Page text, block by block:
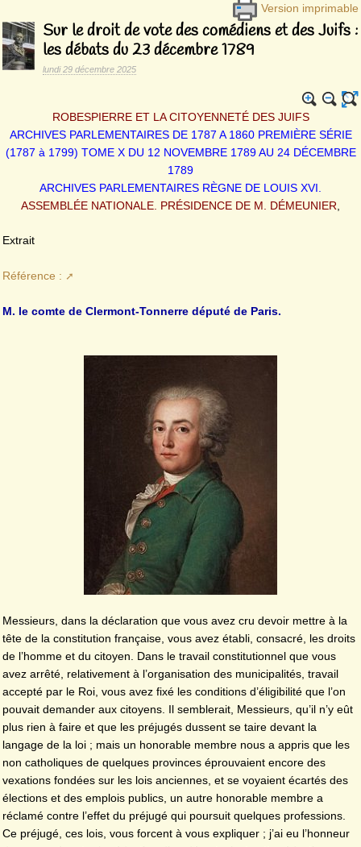
Version imprimable
Sur le droit de vote des comédiens et des Juifs :
les débats du 23 décembre 1789
lundi 29 décembre 2025
ROBESPIERRE ET LA CITOYENNETÉ DES JUIFS
ARCHIVES PARLEMENTAIRES DE 1787 A 1860 PREMIÈRE SÉRIE
(1787 à 1799) TOME X DU 12 NOVEMBRE 1789 AU 24 DÉCEMBRE
1789
ARCHIVES PARLEMENTAIRES RÈGNE DE LOUIS XVI.
ASSEMBLÉE NATIONALE. PRÉSIDENCE DE M. DÉMEUNIER
Extrait
Référence :
M. le comte de Clermont-Tonnerre député de Paris.
Messieurs, dans la déclaration que vous avez cru devoir mettre à la
tête de la constitution française, vous avez établi, consacré, les droits
de l’homme et du citoyen. Dans le travail constitutionnel que vous
avez arrêté, relativement à l’organisation des municipalités, travail
accepté par le Roi, vous avez fixé les conditions d’éligibilité que l’on
pouvait demander aux citoyens. Il semblerait, Messieurs, qu’il n’y eût
plus rien à faire et que les préjugés dussent se taire devant la
langage de la loi ; mais un honorable membre nous a appris que les
non catholiques de quelques provinces éprouvaient encore des
vexations fondées sur les lois anciennes, et se voyaient écartés des
élections et des emplois publics, un autre honorable membre a
réclamé contre l’effet du préjugé qui poursuit quelques professions.
Ce préjugé, ces lois, vous forcent à vous expliquer ; j’ai eu l’honneur